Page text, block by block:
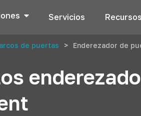
Servicios Recursos
de puertas > Enderezador de